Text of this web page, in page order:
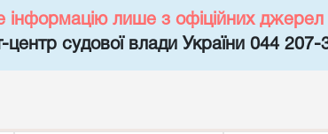
інформацію лише з офіційних джерел
центр судової влади України 044 207-